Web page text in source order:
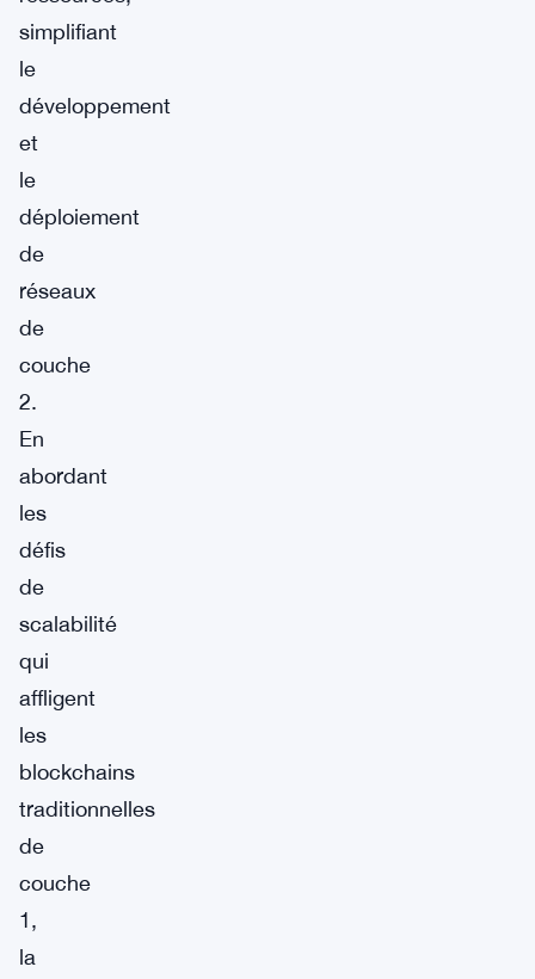
simplifiant
le
développement
et
le
déploiement
de
réseaux
de
couche
2.
En
abordant
les
défis
de
scalabilité
qui
affligent
les
blockchains
traditionnelles
de
couche
1,
la